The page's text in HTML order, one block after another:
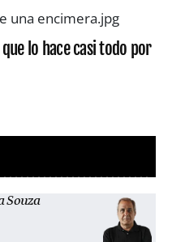
lo hace casi todo por
Souza